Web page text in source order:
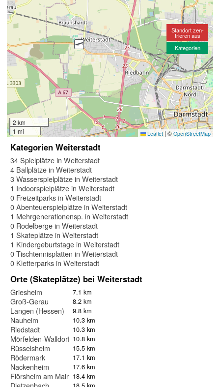
2 km
1 mi
Leaflet | ©OpenStreetMap
Standort zen-
trieren aus
Kategorien
Kategorien Weiterstadt
34 Spielplätze in Weiterstadt
4 Ballplätze in Weiterstadt
3 Wasserspielplätze in Weiterstadt
1 Indoorspielplätze in Weiterstadt
0 Freizeitparks in Weiterstadt
0 Abenteuerspielplätze in Weiterstadt
1 Mehrgenerationensp. in Weiterstadt
0 Rodelberge in Weiterstadt
1 Skateplätze in Weiterstadt
1 Kindergeburtstage in Weiterstadt
0 Tischtennisplatten in Weiterstadt
0 Kletterparks in Weiterstadt
Orte (Skateplätze) bei Weiterstadt
Griesheim 7.1 km
Groß-Gerau 8.2 km
Langen (Hessen) 9.8 km
Nauheim 10.3 km
Riedstadt 10.3 km
Mörfelden-Walldorf 10.8 km
Rüsselsheim 15.5 km
Rödermark 17.1 km
Nackenheim 17.6 km
Flörsheim am Main 18.4 km